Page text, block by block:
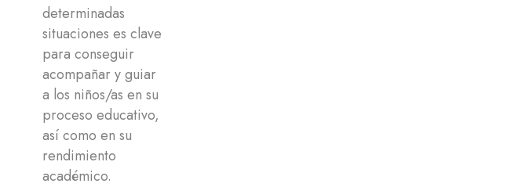
determinadas
situaciones es clave
para conseguir
acompañar y guiar
a los niños/as en su
proceso educativo,
así como en su
rendimiento
académico.